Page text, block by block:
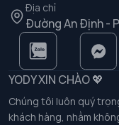
Địa chỉ
Đường An Định -
YODY XIN CHÀO 💖
Chúng tôi luôn quý
khách hàng, nhằm